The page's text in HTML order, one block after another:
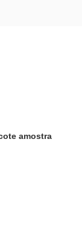
amostra